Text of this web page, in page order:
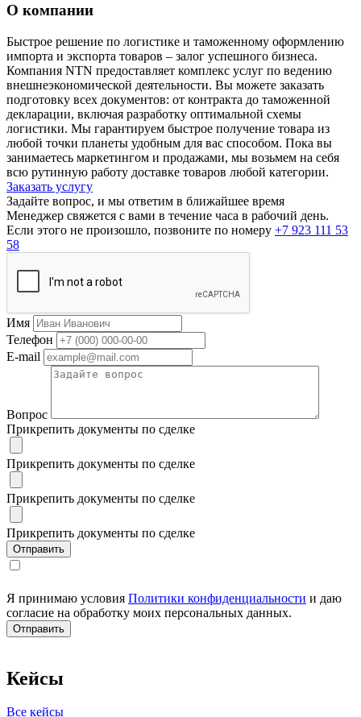
О компании
Быстрое решение по логистике и таможенному оформлению
импорта и экспорта товаров – залог успешного бизнеса.
Компания NTN предоставляет комплекс услуг по ведению
внешнеэкономической деятельности. Вы можете заказать
подготовку всех документов: от контракта до таможенной
декларации, включая разработку оптимальной схемы
логистики. Мы гарантируем быстрое получение товара из
любой точки планеты удобным для вас способом. Пока вы
занимаетесь маркетингом и продажами, мы возьмем на себя
всю рутинную работу доставке товаров любой категории.
Заказать услугу
Задайте вопрос, и мы ответим в ближайшее время
Менеджер свяжется с вами в течение часа в рабочий день.
Если этого не произошло, позвоните по номеру +7 923 111 53
58
Имя
Телефон
E-mail
Вопрос
Прикрепить документы по сделке
Прикрепить документы по сделке
Прикрепить документы по сделке
Прикрепить документы по сделке
Я принимаю условия Политики конфиденциальности и даю
согласие на обработку моих персональных данных.
Кейсы
Все кейсы